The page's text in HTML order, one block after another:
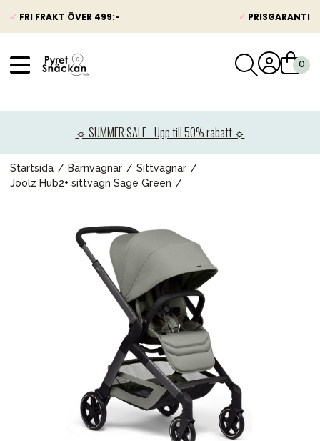
✓ FRI FRAKT ÖVER 499:- ✓ PRISGARANTI
☼ SUMMER SALE - Upp till 50% rabatt ☼
Startsida Barnvagnar
Sittvagnar
Joolz Hub2+ sittvagn Sage Green
Barnvagnar
Bilbarnstolar
Barn & Baby
Leksaker
Förälder
Möbler & bädd
Tillbehör
Reservdelar
Kampanjer
Presenttips
Våra favoriter